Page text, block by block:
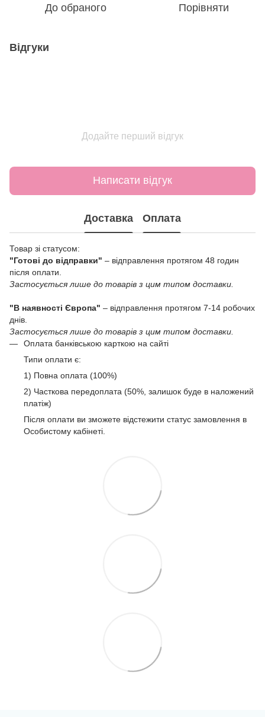
До обраного Порівняти
Відгуки
Додайте перший відгук
Написати відгук
Доставка Оплата
Товар зі статусом:
"Готові до відправки" – відправлення протягом 48 годин
після оплати.
Застосується лише до товарів з цим типом доставки.
"В наявності Європа" – відправлення протягом 7-14 робочих
днів.
Застосується лише до товарів з цим типом доставки.
Оплата банківською карткою на сайті
Типи оплати є:
1) Повна оплата (100%)
2) Часткова передоплата (50%, залишок буде в наложений
платіж)
Після оплати ви зможете відстежити статус замовлення в
Особистому кабінеті.